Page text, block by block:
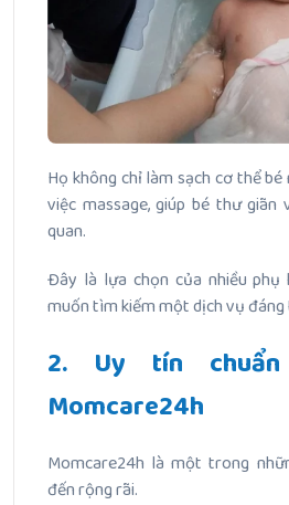
Họ không chỉ làm sạch cơ thể
việc massage, giúp bé thư
quan.
Đây là lựa chọn của nhiều phụ
muốn tìm kiếm một dịch vụ đáng
2. Uy tín
Momcare24h
Momcare24h là một trong
đến rộng rãi.